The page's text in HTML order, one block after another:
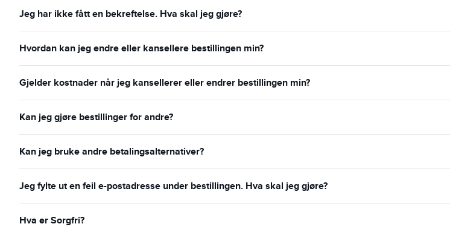
Jeg har ikke fått en bekreftelse. Hva skal jeg gjøre?
Hvordan kan jeg endre eller kansellere bestillingen min?
Gjelder kostnader når jeg kansellerer eller endrer bestillingen min?
Kan jeg gjøre bestillinger for andre?
Kan jeg bruke andre betalingsalternativer?
Jeg fylte ut en feil e-postadresse under bestillingen. Hva skal jeg gjøre?
Hva er Sorgfri?